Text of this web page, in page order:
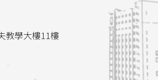
教學大樓11樓